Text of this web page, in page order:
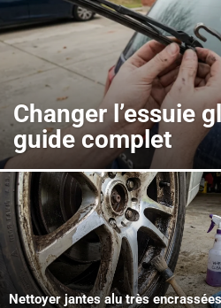
Changer l’essuie
guide complet
Nettoyer jantes alu très